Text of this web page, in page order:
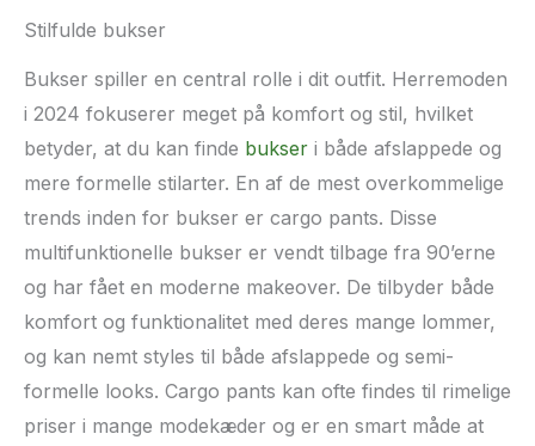
Stilfulde bukser
Bukser spiller en central rolle i dit outfit. Herremoden
i 2024 fokuserer meget på komfort og stil, hvilket
betyder, at du kan finde bukser i både afslappede og
mere formelle stilarter. En af de mest overkommelige
trends inden for bukser er cargo pants. Disse
multifunktionelle bukser er vendt tilbage fra 90’erne
og har fået en moderne makeover. De tilbyder både
komfort og funktionalitet med deres mange lommer,
og kan nemt styles til både afslappede og semi-
formelle looks. Cargo pants kan ofte findes til rimelige
priser i mange modekæder og er en smart måde at